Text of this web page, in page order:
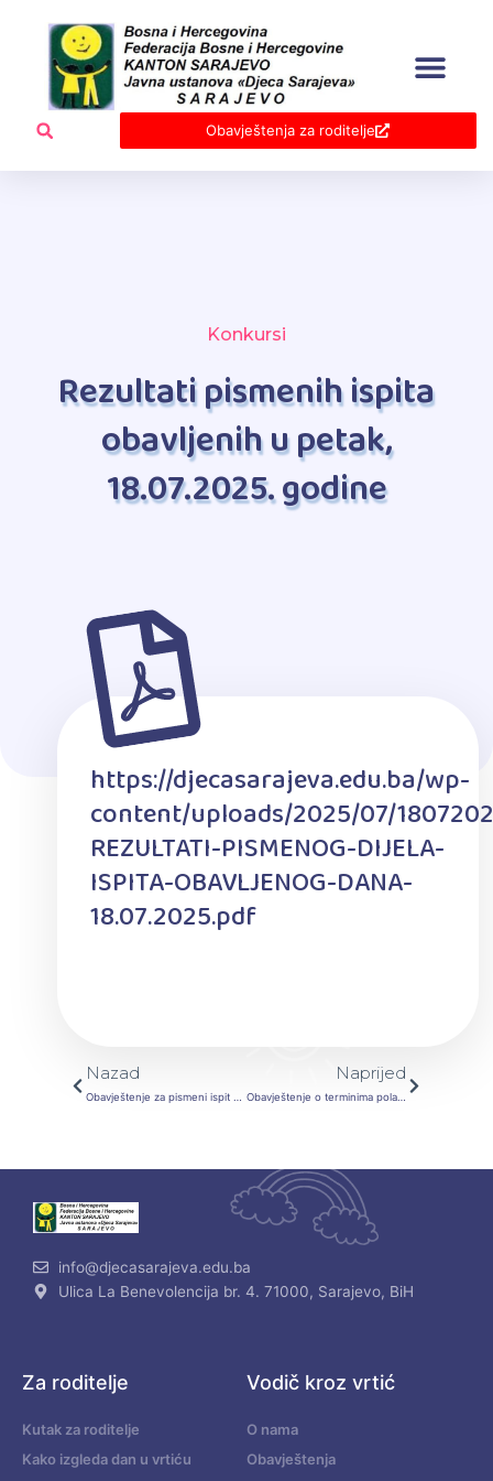
content
Obavještenja za roditelje
Konkursi
Rezultati pismenih ispita
obavljenih u petak,
18.07.2025. godine
https://djecasarajeva.edu.ba/wp-
content/uploads/2025/07/
REZULTATI-PISMENOG-DIJELA-
ISPITA-OBAVLJENOG-DANA-
18.07.2025.pdf
Prev
Nazad
Obavještenje za pismeni ispit za kandidata sa šifrom 17025
Naprijed
Obavještenje o terminima polaganja usmenog ispita za radna mjesta: odgajatelj, koordinator za odgojno-obrazovni rad, pedagog i teolog
info@djecasarajeva.edu.ba
Ulica La Benevolencija br. 4. 71000, Sarajevo, BiH
Za roditelje
Kutak za roditelje
Kako izgleda dan u vrtiću
Vodič kroz vrtić
O nama
Obavještenja